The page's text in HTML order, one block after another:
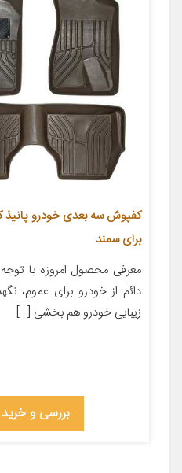
برای سمند
معرفی محصول امروزه با توجه
دائم از خودرو برای عموم،
زیبایی خودرو هم بخشی […]
بررسی و خرید